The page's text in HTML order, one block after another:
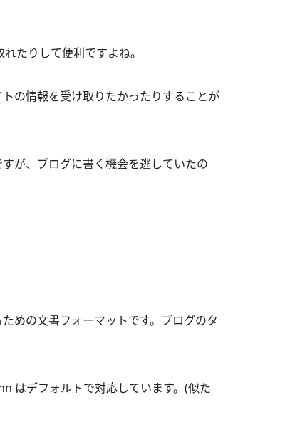
たりして便利ですよね。
の情報を受け取りたかったりすることが
が、ブログに書く機会を逃していたの
めの文書フォーマットです。ブログのタ
はデフォルトで対応しています。(似た